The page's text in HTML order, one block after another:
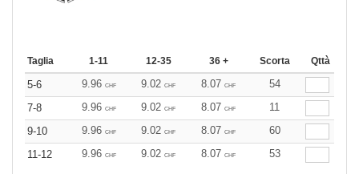
Taglia 1-11 12-35 36 + Scorta Qttà
5-6 9.96 CHF 9.02 CHF 8.07 CHF
54
7-8
9.96 CHF 9.02 CHF 8.07 CHF
11
9-10
9.96 CHF 9.02 CHF 8.07 CHF
60
11-12
9.96 CHF 9.02 CHF 8.07 CHF 53